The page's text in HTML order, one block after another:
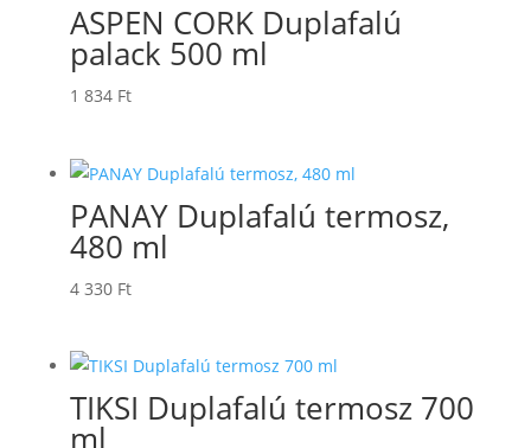
ASPEN CORK Duplafalú
palack 500 ml
1 834 Ft
PANAY Duplafalú termosz,
480 ml
4 330 Ft
TIKSI Duplafalú termosz 700
ml